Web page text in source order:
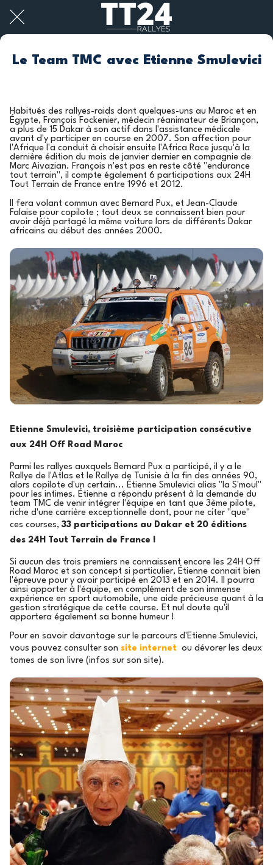
Le Team TMC avec Etienne Smulevici
Habitués des rallyes-raids dont quelques-uns au Maroc et en
Égypte, François Fockenier, médecin réanimateur de Briançon,
a plus de 15 Dakar à son actif dans l'assistance médicale
avant d'y participer en course en 2007. Son affection pour
l'Afrique l'a conduit à choisir ensuite l'Africa Race jusqu'à la
dernière édition du mois de janvier dernier en compagnie de
Marc Aivazian. François n'est pas en reste côté "endurance
tout terrain", il compte également 6 participations aux 24H
Tout Terrain de France entre 1996 et 2012.
Il fera volant commun avec Bernard Pux, et Jean-Claude
Falaise pour copilote ; tout deux se connaissent bien pour
avoir déjà partagé la même voiture lors de différents Dakar
africains au début des années 2000.
Etienne Smulevici, troisième participation consécutive
aux 24H Off Road Maroc
Parmi les rallyes auxquels Bernard Pux a participé, il y a le
Rallye de l'Atlas et le Rallye de Tunisie à la fin des années 90,
alors copilote d'un certain... Étienne Smulevici alias "la S'moul"
pour les intimes. Étienne a répondu présent à la demande du
team TMC de venir intégrer l'équipe en tant que 3ème pilote,
riche d'une carrière exceptionnelle dont, pour ne citer "que"
ces courses, 33 participations au Dakar et 20 éditions
des 24H Tout Terrain de France !
Si aucun des trois premiers ne connaissent encore les 24H Off
Road Maroc et son concept si particulier, Étienne connait bien
l'épreuve pour y avoir participé en 2013 et en 2014. Il pourra
ainsi apporter à l'équipe, en complément de son immense
expérience en sport automobile, une aide précieuse quant à la
gestion stratégique de cette course. Et nul doute qu'il
apportera également sa bonne humeur !
Pour en savoir davantage sur le parcours d'Etienne Smulevici,
vous pouvez consulter son site internet ou dévorer les deux
tomes de son livre (infos sur son site).